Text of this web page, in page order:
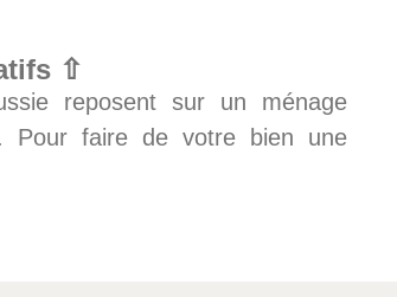
⇧
reposent sur un ménage
Pour faire de votre bien une